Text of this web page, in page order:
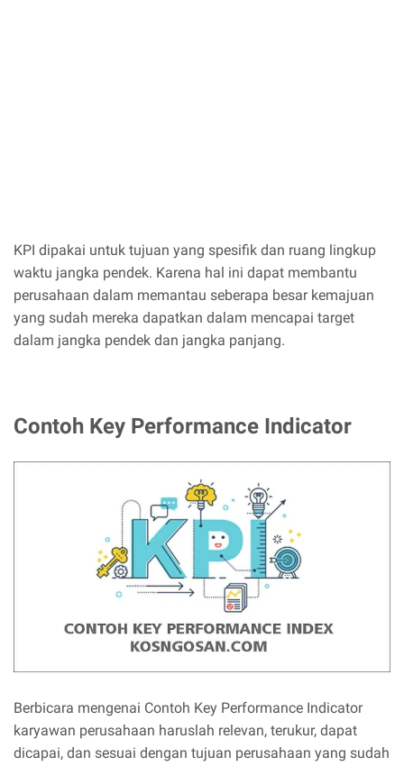
KPI dipakai untuk tujuan yang spesifik dan ruang lingkup
waktu jangka pendek. Karena hal ini dapat membantu
perusahaan dalam memantau seberapa besar kemajuan
yang sudah mereka dapatkan dalam mencapai target
dalam jangka pendek dan jangka panjang.
Contoh Key Performance Indicator
Berbicara mengenai Contoh Key Performance Indicator
karyawan perusahaan haruslah relevan, terukur, dapat
dicapai, dan sesuai dengan tujuan perusahaan yang sudah